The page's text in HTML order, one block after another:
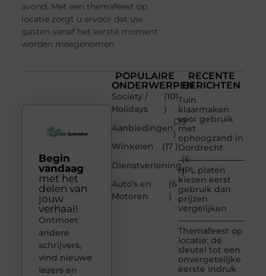
avond. Met een themafeest op
locatie zorgt u ervoor dat uw
gasten vanaf het eerste moment
worden meegenomen
POPULAIRE
ONDERWERPEN
Society /
Holidays
(101
)
Aanbiedingen
(39
)
Winkelen
(17 )
Dienstverlening
(6
)
Auto’s en
Motoren
(6
)
RECENTE
BERICHTEN
Tuin
klaarmaken
voor gebruik
met
ophoogzand in
Dordrecht
HPL platen
kiezen eerst
gebruik dan
prijzen
vergelijken
Themafeest op
locatie: dé
sleutel tot een
onvergetelijke
eerste indruk
Begin
vandaag
met het
delen van
jouw
verhaal!
Ontmoet
andere
schrijvers,
vind nieuwe
lezers en